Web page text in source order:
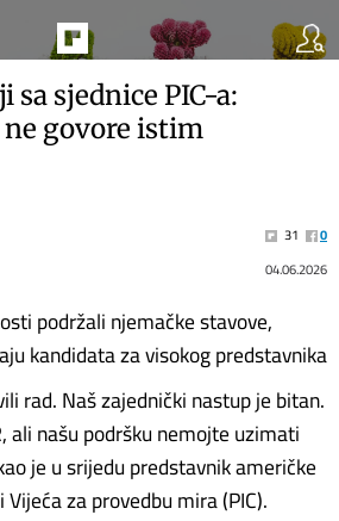
sjednice PIC-a:
govore istim
31
0
04.06.2026
podržali njemačke stavove,
kandidata za visokog predstavnika
rad. Naš zajednički nastup je bitan.
ali našu podršku nemojte uzimati
je u srijedu predstavnik američke
za provedbu mira (PIC).